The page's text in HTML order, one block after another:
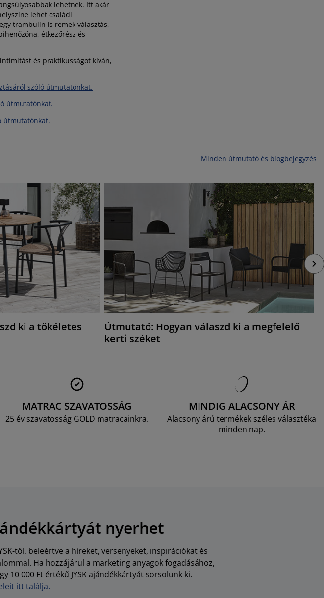
lehetnek. Itt akár
lehet családi
trambulin is remek választás,
étkezőrész és
és praktikusságot kíván,
szóló útmutatónkat.
útmutatónkat.
útmutatónkat.
Minden útmutató és blogbejegyzés
ki a tökéletes
Útmutató: Hogyan válaszd ki a megfelelő
kerti széket
MATRAC SZAVATOSSÁG
25 év szavatosság GOLD matracainkra.
MINDIG ALACSONY ÁR
Alacsony árú termékek széles választéka
minden nap.
nyerhet
től, beleértve a híreket, versenyeket, inspirációkat és
Ha hozzájárul a marketing anyagok fogadásához,
10 000 Ft értékű JYSK ajándékkártyát sorsolunk ki.
itt találja.